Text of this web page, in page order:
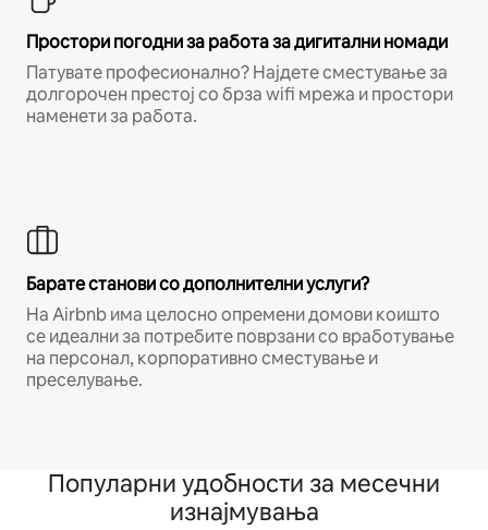
Простори погодни за работа за дигитални номади
Патувате професионално? Најдете сместување за
долгорочен престој со брза wifi мрежа и простори
наменети за работа.
Барате станови со дополнителни услуги?
На Airbnb има целосно опремени домови коишто
се идеални за потребите поврзани со вработување
на персонал, корпоративно сместување и
преселување.
Популарни удобности за месечни
изнајмувања